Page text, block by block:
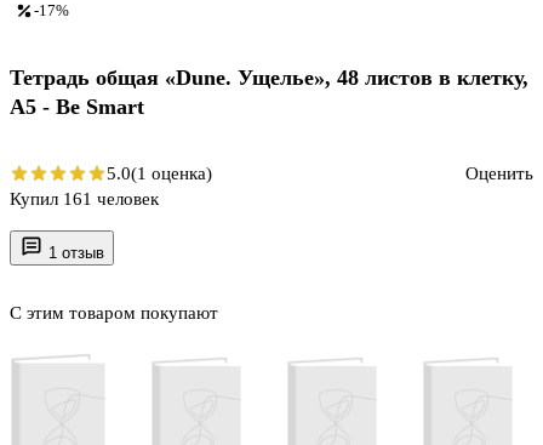
1 отзыв
С этим товаром покупают
-17%
Тетрадь общая «Dune. Ущелье», 48 листов в клетку,
A5 - Be Smart
5.0(1 оценка)
Оценить
Купил 161 человек